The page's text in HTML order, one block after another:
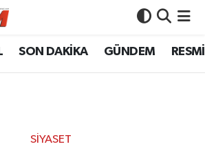
SON DAKİKA GÜNDEM
SİYASET
Eczaneler